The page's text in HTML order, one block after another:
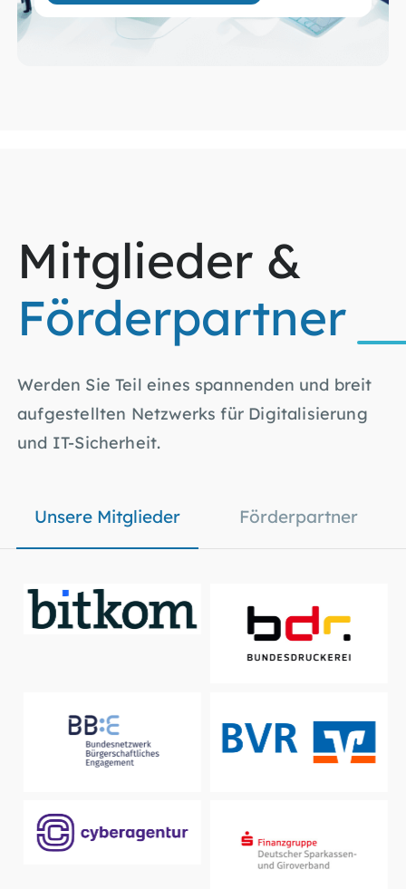
Mitglieder &
Förderpartner
Werden Sie Teil eines spannenden und breit
aufgestellten Netzwerks für Digitalisierung
und IT-Sicherheit.
Unsere Mitglieder Förderpartner